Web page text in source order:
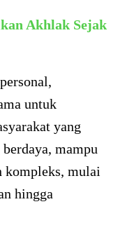
Akhlak Sejak
untuk
yang
mampu
kompleks, mulai
hingga